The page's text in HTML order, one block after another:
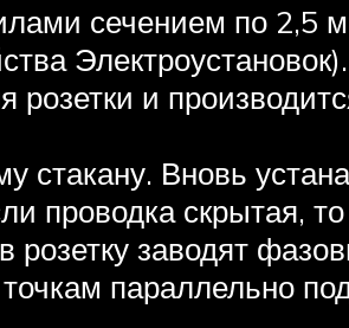
сечением по 2,5
Электроустановок).
и
Вновь
проводка скрытая,
заводят
параллельно